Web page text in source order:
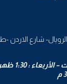
شارع الاردن -ط٣,
: 1:30 ظهرا – 5:00 م